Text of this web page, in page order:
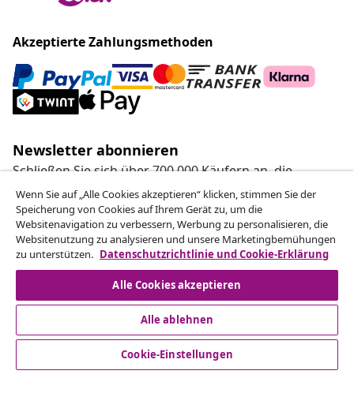
Akzeptierte Zahlungsmethoden
Newsletter abonnieren
Schließen Sie sich über 700.000 Käufern an, die
wöchentliche Angebote, saisonale Aktionen und
Neuheiten von vidaXL erhalten.
Unsere Social-Media-Accounts
Kundenservice
Wenn Sie auf „Alle Cookies akzeptieren“ klicken, stimmen Sie der
Speicherung von Cookies auf Ihrem Gerät zu, um die
Websitenavigation zu verbessern, Werbung zu personalisieren, die
Websitenutzung zu analysieren und unsere Marketingbemühungen
zu unterstützen. Datenschutzrichtlinie und Cookie-Erklärung
Alle Cookies akzeptieren
Alle ablehnen
Cookie-Einstellungen